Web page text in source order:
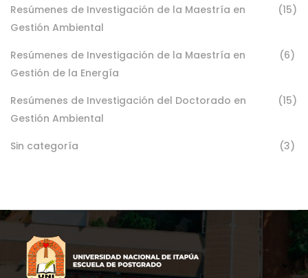
Resúmenes de Investigación de la Maestría en
Gestión Ambiental
(15)
Resúmenes de Investigación de la Maestría en
Gestión de la Energía
(6)
Resúmenes de Investigación del Doctorado en
Gestión Ambiental
(15)
Sin categoría (3)